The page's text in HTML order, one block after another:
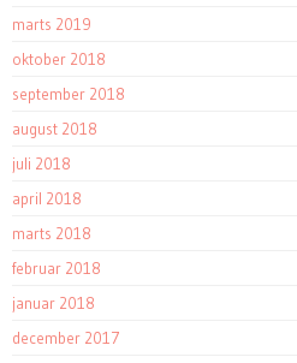
marts 2019
oktober 2018
september 2018
august 2018
juli 2018
april 2018
marts 2018
februar 2018
januar 2018
december 2017